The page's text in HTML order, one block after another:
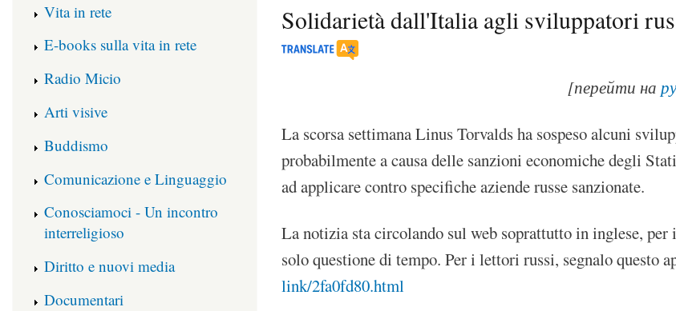
Solidarietà dall'Italia agli sviluppatori
[перейти на
La scorsa settimana Linus Torvalds ha sospeso alcuni
probabilmente a causa delle sanzioni economiche degli
ad applicare contro specifiche aziende russe sanzionate.
La notizia sta circolando sul web soprattutto in inglese,
solo questione di tempo. Per i lettori russi, segnalo questo
link/2fa0fd80.html
Vita in rete
E-books sulla vita in rete
Radio Micio
Arti visive
Buddismo
Comunicazione e Linguaggio
Conosciamoci - Un incontro
interreligioso
Diritto e nuovi media
Documentari